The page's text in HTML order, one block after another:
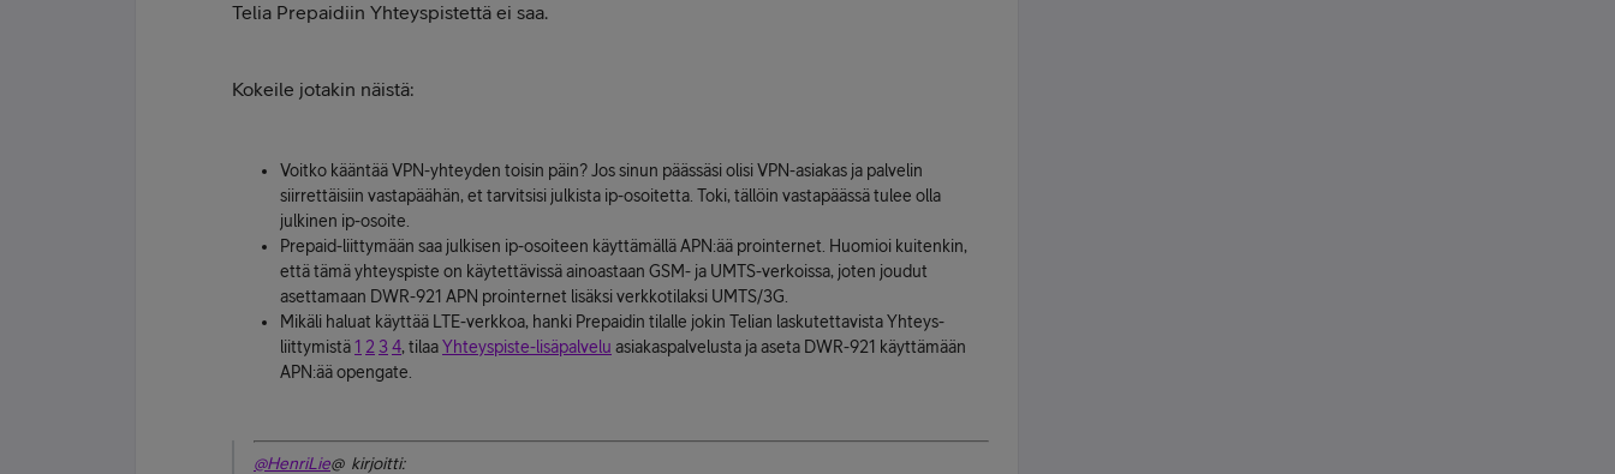
Telia Prepaidiin Yhteyspistettä ei saa.
Kokeile jotakin näistä:
Voitko kääntää VPN-yhteyden toisin päin? Jos sinun päässäsi olisi VPN-asiakas ja palvelin
siirrettäisiin vastapäähän, et tarvitsisi julkista ip-osoitetta. Toki, tällöin vastapäässä tulee olla
julkinen ip-osoite.
Prepaid-liittymään saa julkisen ip-osoiteen käyttämällä APN:ää prointernet. Huomioi kuitenkin,
että tämä yhteyspiste on käytettävissä ainoastaan GSM- ja UMTS-verkoissa, joten joudut
asettamaan DWR-921 APN prointernet lisäksi verkkotilaksi UMTS/3G.
Mikäli haluat käyttää LTE-verkkoa, hanki Prepaidin tilalle jokin Telian laskutettavista Yhteys-
liittymistä1 2 34, tilaaYhteyspiste-lisäpalvelu asiakaspalvelusta ja aseta DWR-921 käyttämään
APN:ää opengate.
@HenriLie@ kirjoitti: